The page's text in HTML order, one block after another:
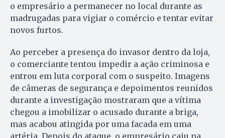
o empresário a permanecer no local durante as
madrugadas para vigiar o comércio e tentar evitar
novos furtos.
Ao perceber a presença do invasor dentro da loja,
o comerciante tentou impedir a ação criminosa e
entrou em luta corporal com o suspeito. Imagens
de câmeras de segurança e depoimentos reunidos
durante a investigação mostraram que a vítima
chegou a imobilizar o acusado durante a briga,
mas acabou atingida por uma facada em uma